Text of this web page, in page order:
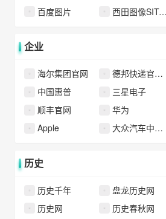
百度图片
西田图像SITAPIX
企业
海尔集团官网 德邦快递官方网站
中国惠普
三星电子
顺丰官网
华为
Apple
大众汽车中国官方网站
历史
历史千年 盘龙历史网
历史网
历史春秋网